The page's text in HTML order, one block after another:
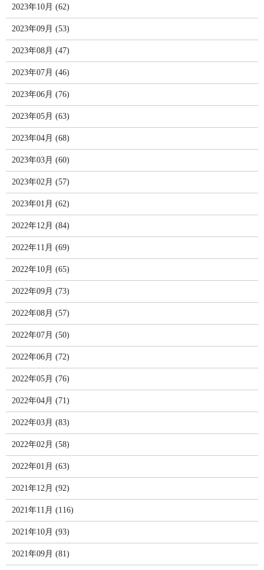
2023年10月 (62)
2023年09月 (53)
2023年08月 (47)
2023年07月 (46)
2023年06月 (76)
2023年05月 (63)
2023年04月 (68)
2023年03月 (60)
2023年02月 (57)
2023年01月 (62)
2022年12月 (84)
2022年11月 (69)
2022年10月 (65)
2022年09月 (73)
2022年08月 (57)
2022年07月 (50)
2022年06月 (72)
2022年05月 (76)
2022年04月 (71)
2022年03月 (83)
2022年02月 (58)
2022年01月 (63)
2021年12月 (92)
2021年11月 (116)
2021年10月 (93)
2021年09月 (81)